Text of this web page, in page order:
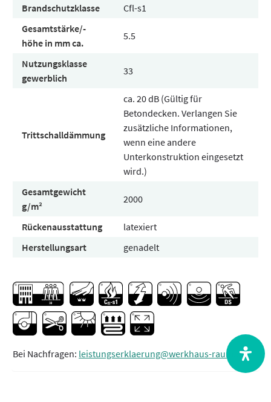
Brandschutzklasse
Cfl-s1
Gesamtstärke/-
höhe in mm ca.
5.5
Nutzungsklasse
gewerblich
33
Trittschalldämmung
ca. 20 dB (Gültig für
Betondecken. Verlangen Sie
zusätzliche Informationen,
wenn eine andere
Unterkonstruktion eingesetzt
wird.)
Gesamtgewicht
g/m²
2000
Rückenausstattung
latexiert
Herstellungsart
genadelt
Bei Nachfragen: leistungserklaerung@werkhaus-raum.de